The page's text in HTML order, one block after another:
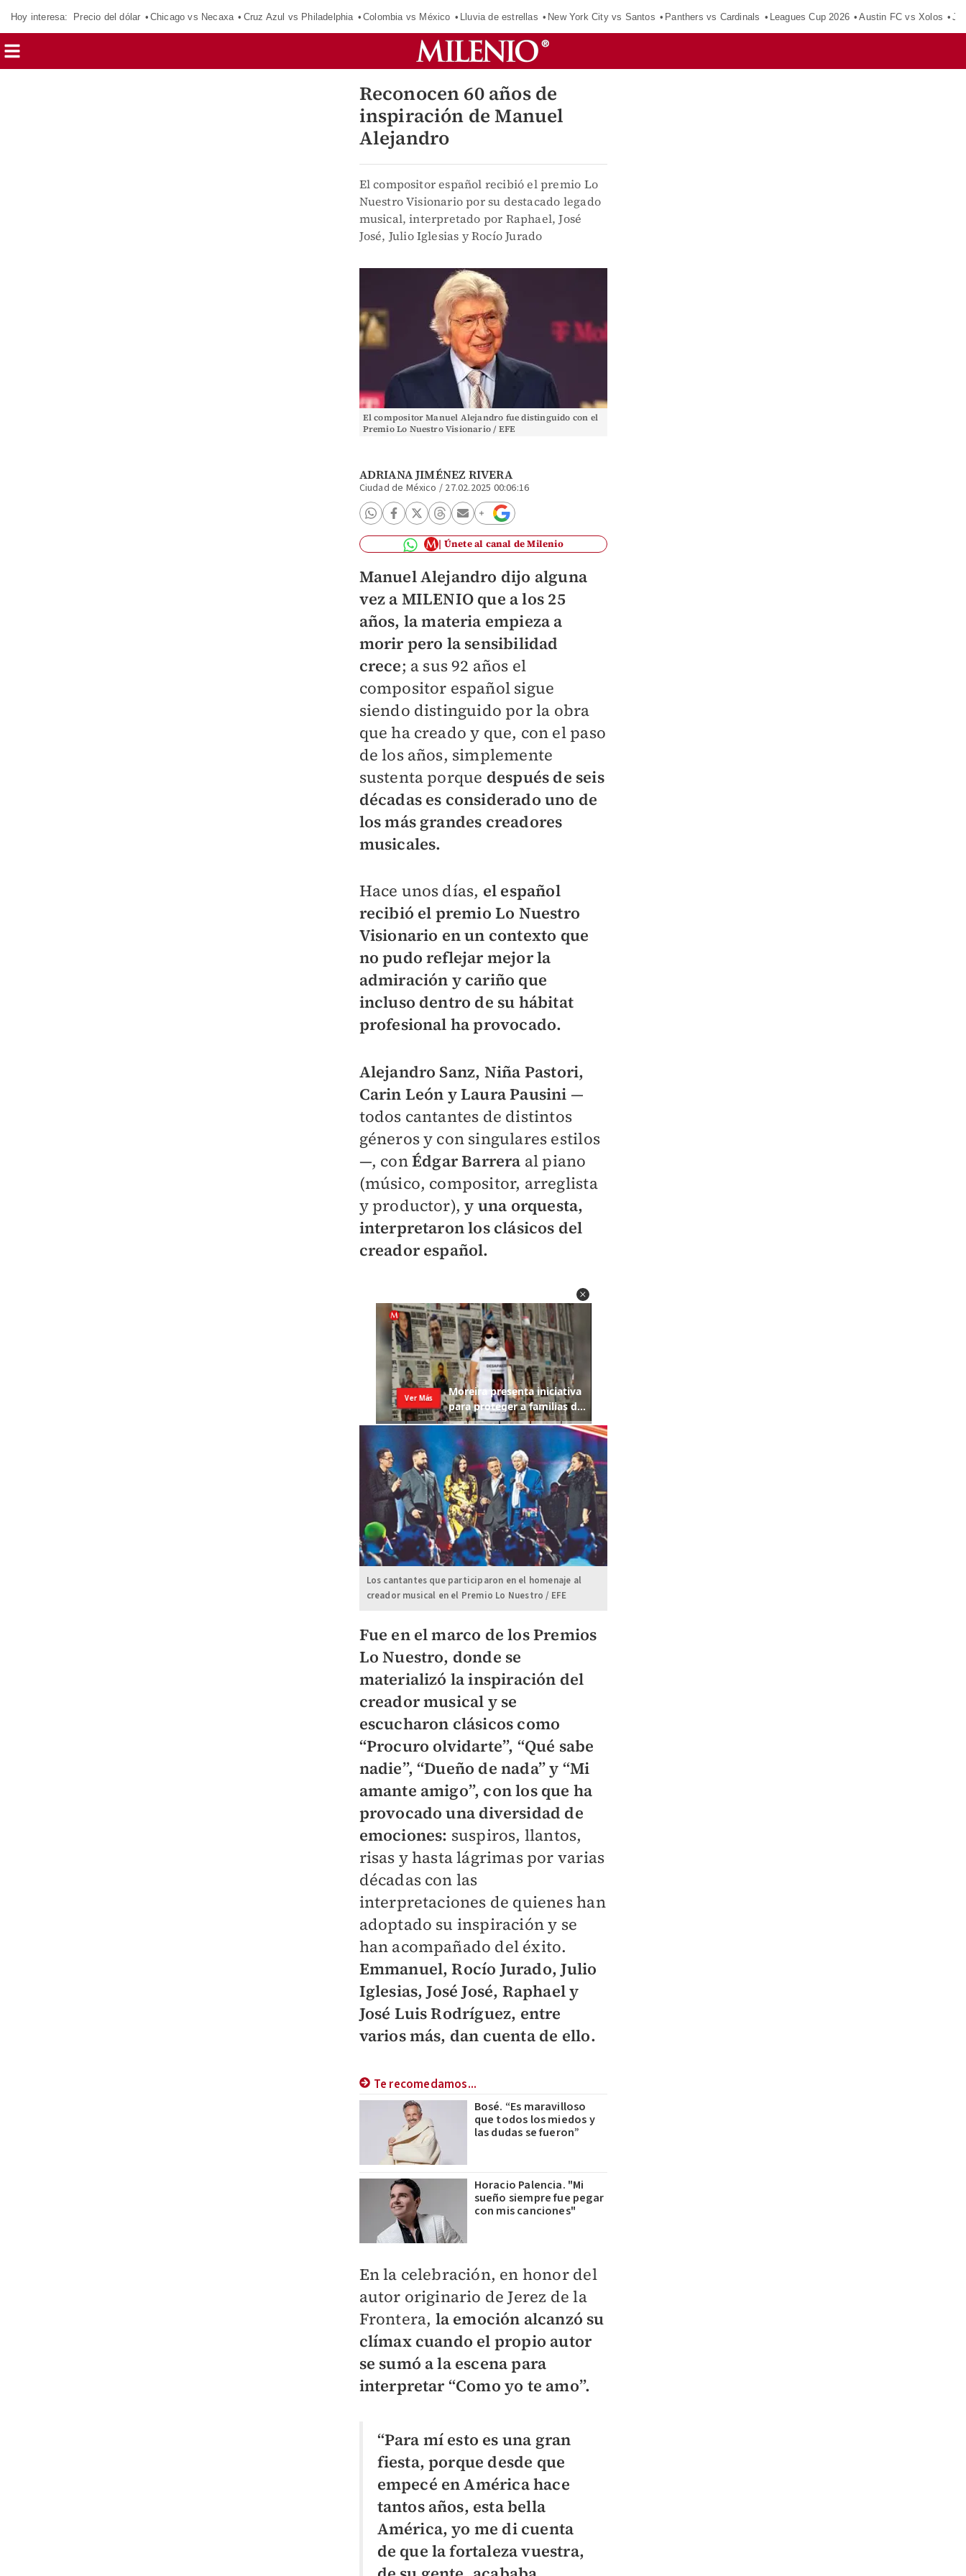
Hoy interesa: Precio del dólar Chicago vs Necaxa Cruz Azul vs Philadelphia Colombia vs México Lluvia de estrellas New York City vs Santos Panthers vs Cardinals Leagues Cup 2026 Austin FC vs Xolos
Reconocen 60 años de
inspiración de Manuel
Alejandro
El compositor español recibió el premio Lo
Nuestro Visionario por su destacado legado
musical, interpretado por Raphael, José
José, Julio Iglesias y Rocío Jurado
El compositor Manuel Alejandro fue distinguido con el
Premio Lo Nuestro Visionario / EFE
ADRIANA JIMÉNEZ RIVERA
Ciudad de México / 27.02.2025 00:06:16
Únete al canal de Milenio
Manuel Alejandro dijo alguna
vez a MILENIO que a los 25
años, la materia empieza a
morir pero la sensibilidad
crece; a sus 92 años el
compositor español sigue
siendo distinguido por la obra
que ha creado y que, con el paso
de los años, simplemente
sustenta porque después de seis
décadas es considerado uno de
los más grandes creadores
musicales.
Hace unos días, el español
recibió el premio Lo Nuestro
Visionario en un contexto que
no pudo reflejar mejor la
admiración y cariño que
incluso dentro de su hábitat
profesional ha provocado.
Alejandro Sanz, Niña Pastori,
Carin León y Laura Pausini —
todos cantantes de distintos
géneros y con singulares estilos
—, conÉdgar Barrera al piano
(músico, compositor, arreglista
y productor),y una orquesta,
interpretaron los clásicos del
creador español.
Los cantantes que participaron en el homenaje al
creador musical en el Premio Lo Nuestro / EFE
Fue en el marco de los Premios
Lo Nuestro, donde se
materializó la inspiración del
creador musical y se
escucharon clásicos como
“Procuro olvidarte”, “Qué sabe
nadie”, “Dueño de nada” y “Mi
amante amigo”, con los que ha
provocado una diversidad de
emociones: suspiros, llantos,
risas y hasta lágrimas por varias
décadas con las
interpretaciones de quienes han
adoptado su inspiración y se
han acompañado del éxito.
Emmanuel, Rocío Jurado, Julio
Iglesias, José José, Raphael y
José Luis Rodríguez, entre
varios más, dan cuenta de ello.
Te recomedamos...
Bosé. “Es maravilloso
que todos los miedos y
las dudas se fueron”
Horacio Palencia. "Mi
sueño siempre fue pegar
con mis canciones"
En la celebración, en honor del
autor originario de Jerez de la
Frontera, la emoción alcanzó su
clímax cuando el propio autor
se sumó a la escena para
interpretar “Como yo te amo”.
“Para mí esto es una gran
fiesta, porque desde que
empecé en América hace
tantos años, esta bella
América, yo me di cuenta
de que la fortaleza vuestra,